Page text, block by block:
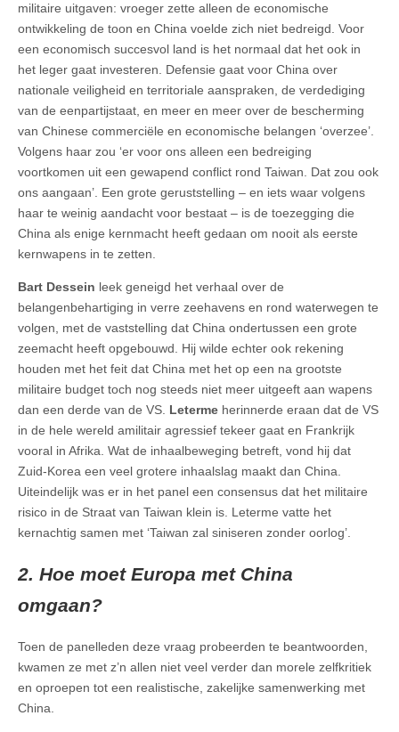
militaire uitgaven: vroeger zette alleen de economische
ontwikkeling de toon en China voelde zich niet bedreigd. Voor
een economisch succesvol land is het normaal dat het ook in
het leger gaat investeren. Defensie gaat voor China over
nationale veiligheid en territoriale aanspraken, de verdediging
van de eenpartijstaat, en meer en meer over de bescherming
van Chinese commerciële en economische belangen ‘overzee’.
Volgens haar zou ‘er voor ons alleen een bedreiging
voortkomen uit een gewapend conflict rond Taiwan. Dat zou ook
ons aangaan’. Een grote geruststelling – en iets waar volgens
haar te weinig aandacht voor bestaat – is de toezegging die
China als enige kernmacht heeft gedaan om nooit als eerste
kernwapens in te zetten.
Bart Dessein leek geneigd het verhaal over de
belangenbehartiging in verre zeehavens en rond waterwegen te
volgen, met de vaststelling dat China ondertussen een grote
zeemacht heeft opgebouwd. Hij wilde echter ook rekening
houden met het feit dat China met het op een na grootste
militaire budget toch nog steeds niet meer uitgeeft aan wapens
dan een derde van de VS. Leterme herinnerde eraan dat de VS
in de hele wereld amilitair agressief tekeer gaat en Frankrijk
vooral in Afrika. Wat de inhaalbeweging betreft, vond hij dat
Zuid-Korea een veel grotere inhaalslag maakt dan China.
Uiteindelijk was er in het panel een consensus dat het militaire
risico in de Straat van Taiwan klein is. Leterme vatte het
kernachtig samen met ‘Taiwan zal siniseren zonder oorlog’.
2. Hoe moet Europa met China
omgaan?
Toen de panelleden deze vraag probeerden te beantwoorden,
kwamen ze met z’n allen niet veel verder dan morele zelfkritiek
en oproepen tot een realistische, zakelijke samenwerking met
China.